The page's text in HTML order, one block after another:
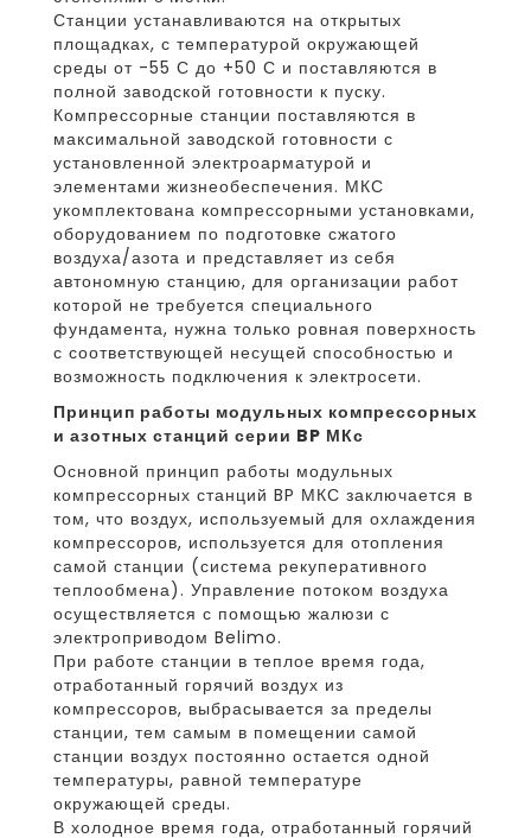
Станции устанавливаются на открытых
площадках, с температурой окружающей
среды от -55 С до +50 С и поставляются в
полной заводской готовности к пуску.
Компрессорные станции поставляются в
максимальной заводской готовности с
установленной электроарматурой и
элементами жизнеобеспечения. МКС
укомплектована компрессорными установками,
оборудованием по подготовке сжатого
воздуха/азота и представляет из себя
автономную станцию, для организации работ
которой не требуется специального
фундамента, нужна только ровная поверхность
с соответствующей несущей способностью и
возможность подключения к электросети.
Принцип работы модульных компрессорных
и азотных станций серии BP МКс
Основной принцип работы модульных
компрессорных станций BP МКС заключается в
том, что воздух, используемый для охлаждения
компрессоров, используется для отопления
самой станции (система рекуперативного
теплообмена). Управление потоком воздуха
осуществляется с помощью жалюзи с
электроприводом Belimo.
При работе станции в теплое время года,
отработанный горячий воздух из
компрессоров, выбрасывается за пределы
станции, тем самым в помещении самой
станции воздух постоянно остается одной
температуры, равной температуре
окружающей среды.
В холодное время года, отработанный горячий